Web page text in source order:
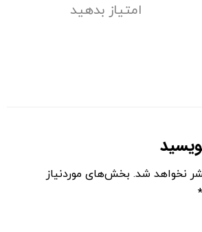
امتیاز بدهید
نخواهد شد. بخش‌های موردنیاز
*